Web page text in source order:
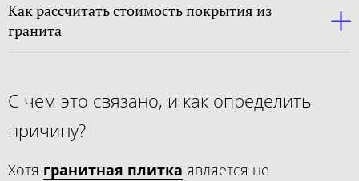
Как рассчитать стоимость покрытия из
гранита
С чем это связано, и как определить
причину?
Хотя гранитная плитка является не